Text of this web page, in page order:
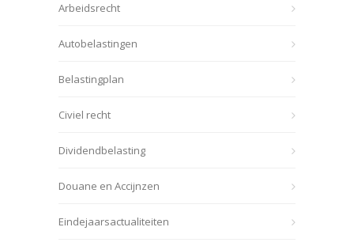
Arbeidsrecht
Autobelastingen
Belastingplan
Civiel recht
Dividendbelasting
Douane en Accijnzen
Eindejaarsactualiteiten